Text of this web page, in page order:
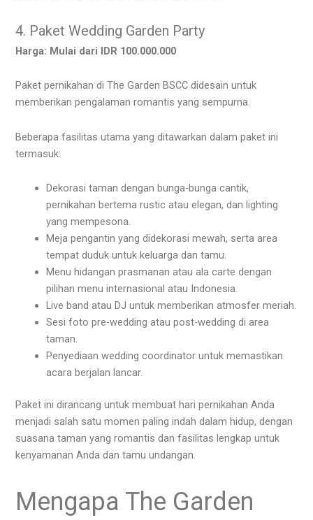
4. Paket Wedding Garden Party
Harga: Mulai dari IDR 100.000.000
Paket pernikahan di The Garden BSCC didesain untuk
memberikan pengalaman romantis yang sempurna.
Beberapa fasilitas utama yang ditawarkan dalam paket ini
termasuk:
Dekorasi taman dengan bunga-bunga cantik,
pernikahan bertema rustic atau elegan, dan lighting
yang mempesona.
Meja pengantin yang didekorasi mewah, serta area
tempat duduk untuk keluarga dan tamu.
Menu hidangan prasmanan atau ala carte dengan
pilihan menu internasional atau Indonesia.
Live band atau DJ untuk memberikan atmosfer meriah.
Sesi foto pre-wedding atau post-wedding di area
taman.
Penyediaan wedding coordinator untuk memastikan
acara berjalan lancar.
Paket ini dirancang untuk membuat hari pernikahan Anda
menjadi salah satu momen paling indah dalam hidup, dengan
suasana taman yang romantis dan fasilitas lengkap untuk
kenyamanan Anda dan tamu undangan.
Mengapa The Garden